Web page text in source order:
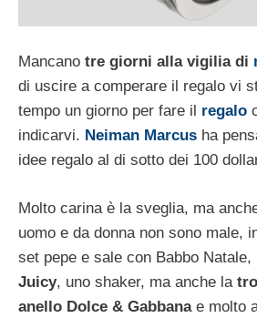
Mancano tre giorni alla vigilia di
di uscire a comperare il regalo vi
tempo un giorno per fare il regalo
indicarvi. Neiman Marcus ha
idee regalo al di sotto dei 100
Molto carina è la sveglia, ma
uomo e da donna non sono male,
set pepe e sale con Babbo Natale,
Juicy, uno shaker, ma anche la
anello Dolce & Gabbanae molto